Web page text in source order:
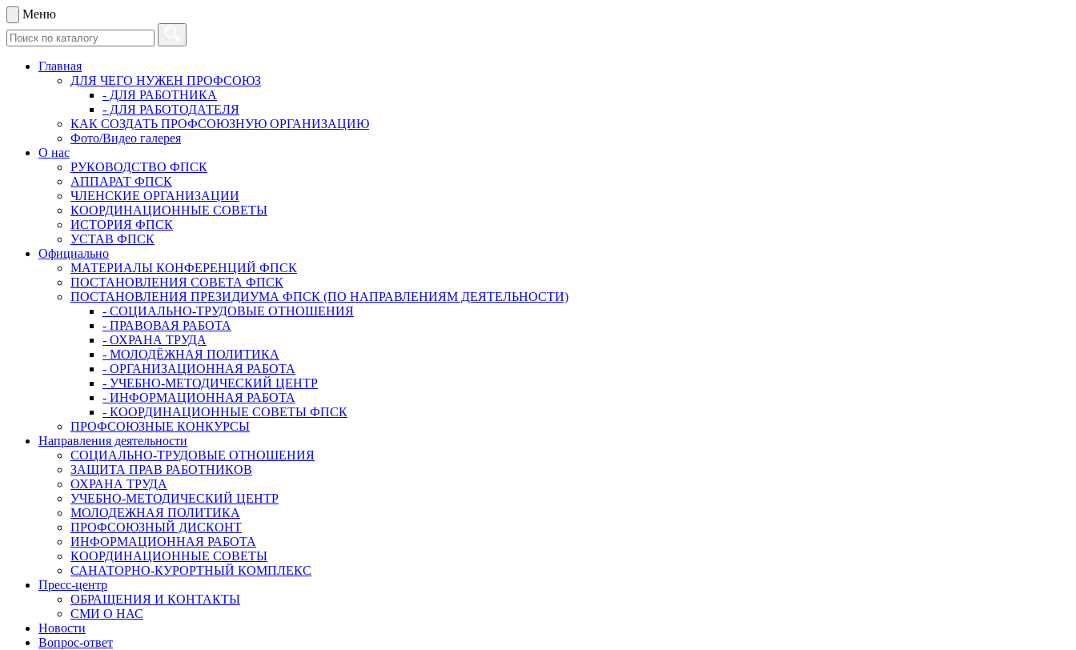
Меню
Главная
ДЛЯ ЧЕГО НУЖЕН ПРОФСОЮЗ
- ДЛЯ РАБОТНИКА
- ДЛЯ РАБОТОДАТЕЛЯ
КАК СОЗДАТЬ ПРОФСОЮЗНУЮ ОРГАНИЗАЦИЮ
Фото/Видео галерея
О нас
РУКОВОДСТВО ФПСК
АППАРАТ ФПСК
ЧЛЕНСКИЕ ОРГАНИЗАЦИИ
КООРДИНАЦИОННЫЕ СОВЕТЫ
ИСТОРИЯ ФПСК
УСТАВ ФПСК
Официально
МАТЕРИАЛЫ КОНФЕРЕНЦИЙ ФПСК
ПОСТАНОВЛЕНИЯ СОВЕТА ФПСК
ПОСТАНОВЛЕНИЯ ПРЕЗИДИУМА ФПСК (ПО НАПРАВЛЕНИЯМ ДЕЯТЕЛЬНОСТИ)
- СОЦИАЛЬНО-ТРУДОВЫЕ ОТНОШЕНИЯ
- ПРАВОВАЯ РАБОТА
- ОХРАНА ТРУДА
- МОЛОДЁЖНАЯ ПОЛИТИКА
- ОРГАНИЗАЦИОННАЯ РАБОТА
- УЧЕБНО-МЕТОДИЧЕСКИЙ ЦЕНТР
- ИНФОРМАЦИОННАЯ РАБОТА
- КООРДИНАЦИОННЫЕ СОВЕТЫ ФПСК
ПРОФСОЮЗНЫЕ КОНКУРСЫ
Направления деятельности
СОЦИАЛЬНО-ТРУДОВЫЕ ОТНОШЕНИЯ
ЗАЩИТА ПРАВ РАБОТНИКОВ
ОХРАНА ТРУДА
УЧЕБНО-МЕТОДИЧЕСКИЙ ЦЕНТР
МОЛОДЕЖНАЯ ПОЛИТИКА
ПРОФСОЮЗНЫЙ ДИСКОНТ
ИНФОРМАЦИОННАЯ РАБОТА
КООРДИНАЦИОННЫЕ СОВЕТЫ
САНАТОРНО-КУРОРТНЫЙ КОМПЛЕКС
Пресс-центр
ОБРАЩЕНИЯ И КОНТАКТЫ
СМИ О НАС
Новости
Вопрос-ответ